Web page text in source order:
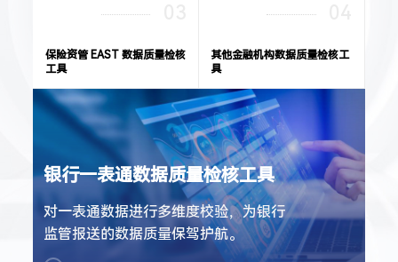
保险资管 EAST 数据质量检核
工具
其他金融机构数据质量检核工
具
银行一表通数据质量检核工具
对一表通数据进行多维度校验，为银行
监管报送的数据质量保驾护航。